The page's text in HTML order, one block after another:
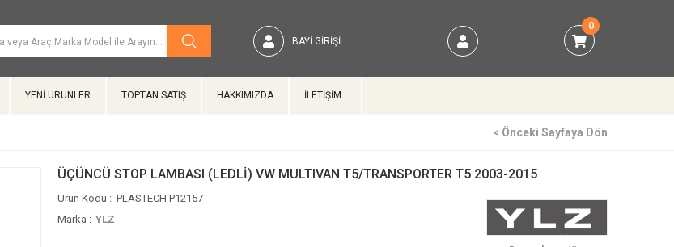
BAYI GIRIŞI
0
YENİ ÜRÜNLER TOPTAN SATIŞ HAKKIMIZDA İLETİŞİM
< Önceki Sayfaya Dön
ÜÇÜNCÜ STOP LAMBASI (LEDLİ) VW MULTIVAN T5/TRANSPORTER T5 2003-2015
PLASTECH P12157
Marka : YLZ